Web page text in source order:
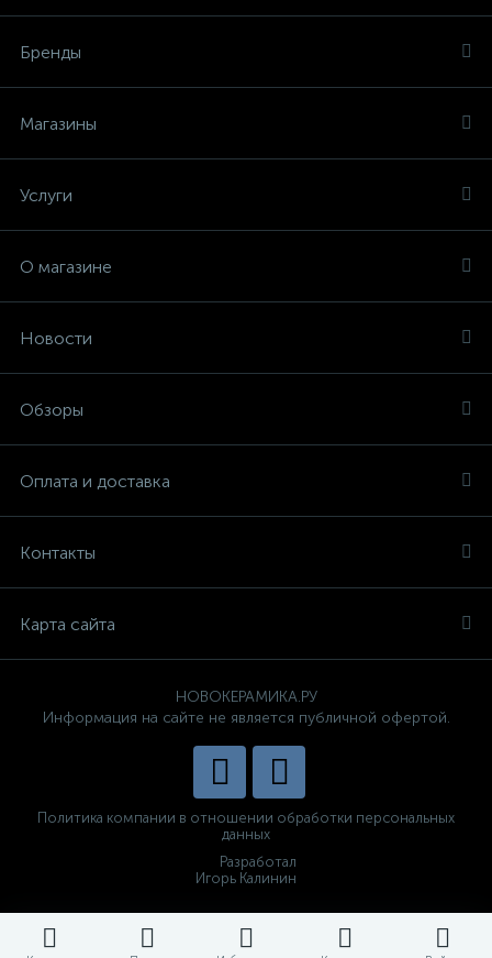
Бренды
Магазины
Услуги
О магазине
Новости
Обзоры
Оплата и доставка
Контакты
Карта сайта
НОВОКЕРАМИКА.РУ
Информация на сайте не является публичной офертой.
Политика компании в отношении обработки персональных
данных
Разработал
Игорь Калинин